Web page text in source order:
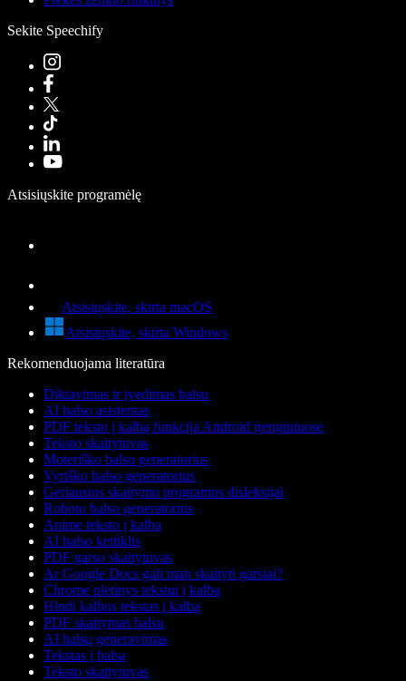
Sekite Speechify
Atsisiųskite programėlę
Atsisiųskite, skirta macOS
Atsisiųskite, skirta Windows
Rekomenduojama literatūra
Diktavimas ir įvedimas balsu
AI balso asistentas
PDF teksto į kalbą funkcija Android įrenginiuose
Teksto skaitytuvas
Moteriško balso generatorius
Vyriško balso generatorius
Geriausios skaitymo programos disleksijai
Roboto balso generatorius
Anime teksto į kalbą
AI balso keitiklis
PDF garso skaitytuvas
Ar Google Docs gali man skaityti garsiai?
Chrome plėtinys tekstui į kalbą
Hindi kalbos tekstas į kalbą
PDF skaitymas balsu
AI balsų generavimas
Tekstas į balsą
Teksto skaitytuvas